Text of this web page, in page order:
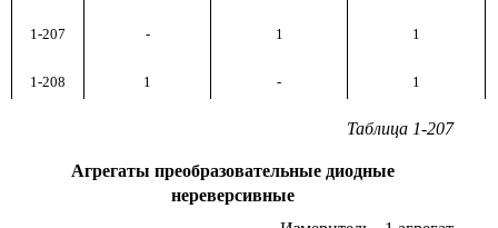
1-207 - 1 1
1-208 1 - 1
Таблица 1-207
Агрегаты преобразовательные диодные
нереверсивные